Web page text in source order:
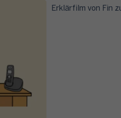
Erklärfilm von Fin